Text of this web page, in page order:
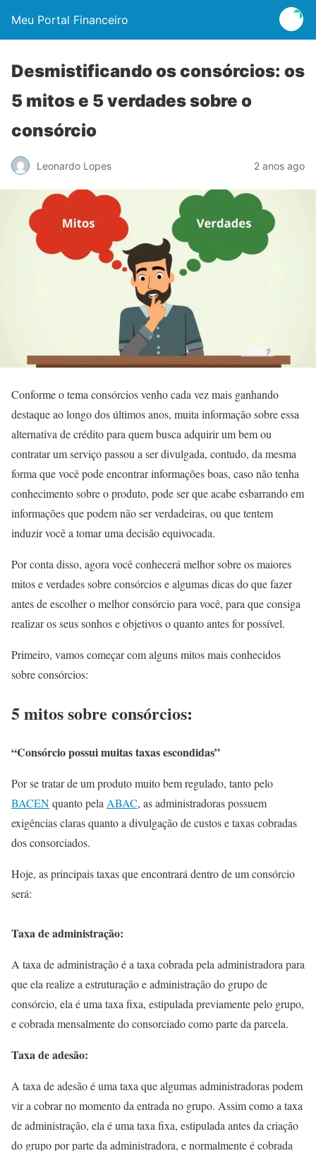
Meu Portal Financeiro
Desmistificando os consórcios: os
5 mitos e 5 verdades sobre o
consórcio
Leonardo Lopes 2 anos ago
Conforme o tema consórcios venho cada vez mais ganhando
destaque ao longo dos últimos anos, muita informação sobre essa
alternativa de crédito para quem busca adquirir um bem ou
contratar um serviço passou a ser divulgada, contudo, da mesma
forma que você pode encontrar informações boas, caso não tenha
conhecimento sobre o produto, pode ser que acabe esbarrando em
informações que podem não ser verdadeiras, ou que tentem
induzir você a tomar uma decisão equivocada.
Por conta disso, agora você conhecerá melhor sobre os maiores
mitos e verdades sobre consórcios e algumas dicas do que fazer
antes de escolher o melhor consórcio para você, para que consiga
realizar os seus sonhos e objetivos o quanto antes for possível.
Primeiro, vamos começar com alguns mitos mais conhecidos
sobre consórcios:
5 mitos sobre consórcios:
“Consórcio possui muitas taxas escondidas”
Por se tratar de um produto muito bem regulado, tanto pelo
BACENquanto pela ABAC, as administradoras possuem
exigências claras quanto a divulgação de custos e taxas cobradas
dos consorciados.
Hoje, as principais taxas que encontrará dentro de um consórcio
será:
Taxa de administração:
A taxa de administração é a taxa cobrada pela administradora para
que ela realize a estruturação e administração do grupo de
consórcio, ela é uma taxa fixa, estipulada previamente pelo grupo,
e cobrada mensalmente do consorciado como parte da parcela.
Taxa de adesão:
A taxa de adesão é uma taxa que algumas administradoras podem
vir a cobrar no momento da entrada no grupo. Assim como a taxa
de administração, ela é uma taxa fixa, estipulada antes da criação
do grupo por parte da administradora, e normalmente é cobrada